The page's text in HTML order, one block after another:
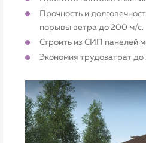
Прочность и
порывы ветра до 200 м/с.
Строить из СИП панелей
Экономия трудозатрат